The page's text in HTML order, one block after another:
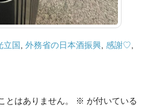
立国 ,外務省の日本酒振興 感謝♡
とはありません。 ※ が付いている